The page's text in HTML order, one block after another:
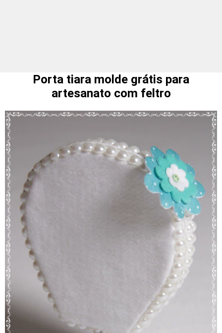
Porta tiara molde grátis para
artesanato com feltro